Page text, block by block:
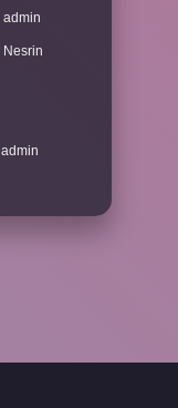
admin
Nesrin
admin